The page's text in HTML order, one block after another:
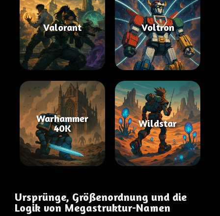
Valorant Voltron
Warhammer
40K
Wildstar
Ursprünge, Größenordnung und die
Logik von Megastruktur-Namen